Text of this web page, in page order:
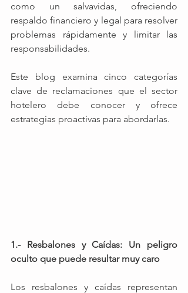
como un salvavidas, ofreciendo
respaldo financiero y legal para resolver
problemas rápidamente y limitar las
responsabilidades.
Este blog examina cinco categorías
clave de reclamaciones que el sector
hotelero debe conocer y ofrece
estrategias proactivas para abordarlas.
1.- Resbalones y Caídas: Un peligro
oculto que puede resultar muy caro
Los resbalones y caídas representan